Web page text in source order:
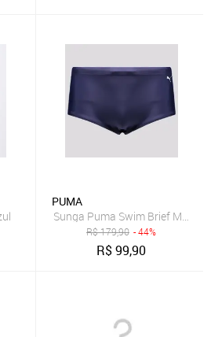
PUMA
Sunga Puma Swim Brief
R$179,90 - 44%
R$99,90